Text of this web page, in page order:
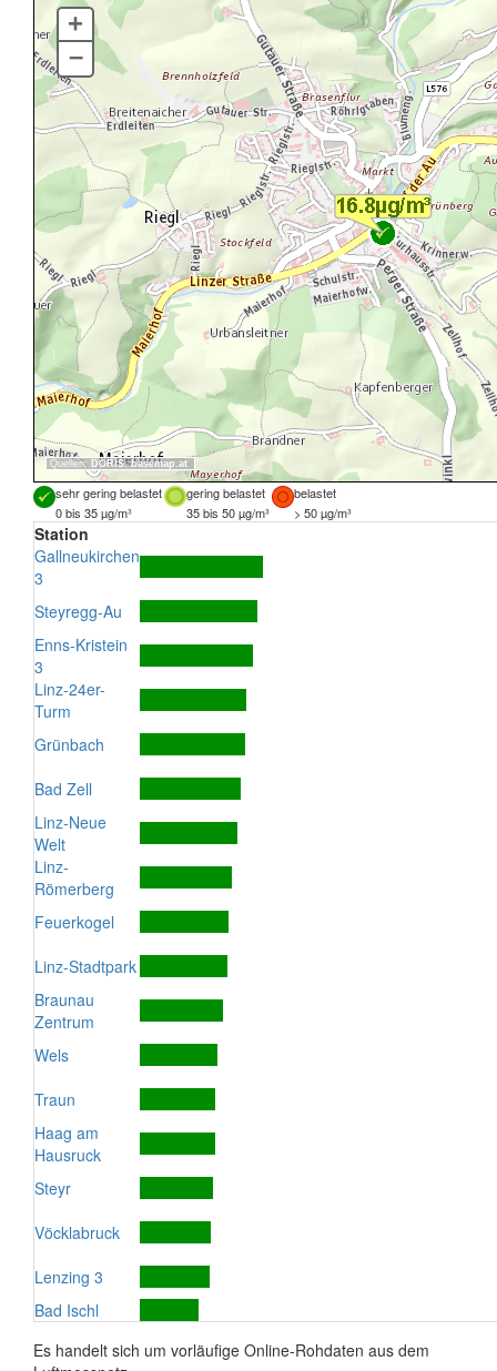
Quellen: DORIS,basemap.at
+
–
sehr gering belastet gering belastet
belastet
0 bis 35 µg/m³
35 bis 50 µg/m³ > 50 µg/m³
Station
Gallneukirchen
3
Steyregg-Au
Enns-Kristein
3
Linz-24er-
Turm
Grünbach
Bad Zell
Linz-Neue
Welt
Linz-
Römerberg
Feuerkogel
Linz-Stadtpark
Braunau
Zentrum
Wels
Traun
Haag am
Hausruck
Steyr
Vöcklabruck
Lenzing 3
Bad Ischl
Es handelt sich um vorläufige Online-Rohdaten aus dem